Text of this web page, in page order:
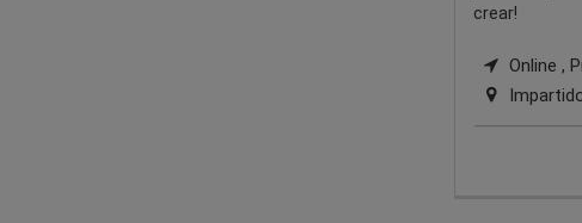
crear!
Online ,